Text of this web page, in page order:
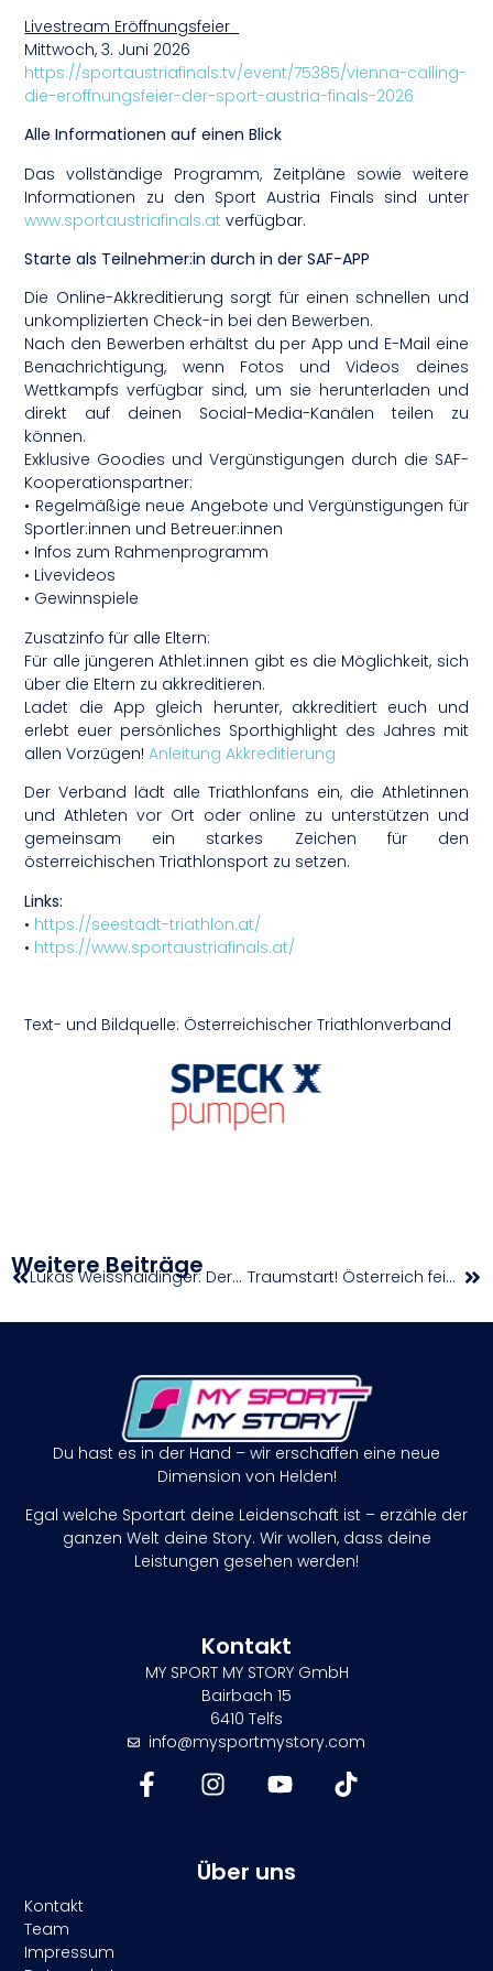
Livestream Eröffnungsfeier
Mittwoch, 3. Juni 2026
https://sportaustriafinals.tv/event/75385/vienna-calling-
die-eroffnungsfeier-der-sport-austria-finals-2026
Alle Informationen auf einen Blick
Das vollständige Programm, Zeitpläne sowie weitere
Informationen zu den Sport Austria Finals sind unter
www.sportaustriafinals.at verfügbar.
Starte als Teilnehmer:in durch in der SAF-APP
Die Online-Akkreditierung sorgt für einen schnellen und
unkomplizierten Check-in bei den Bewerben.
Nach den Bewerben erhältst du per App und E-Mail eine
Benachrichtigung, wenn Fotos und Videos deines
Wettkampfs verfügbar sind, um sie herunterladen und
direkt auf deinen Social-Media-Kanälen teilen zu
können.
Exklusive Goodies und Vergünstigungen durch die SAF-
Kooperationspartner:
• Regelmäßige neue Angebote und Vergünstigungen für
Sportler:innen und Betreuer:innen
• Infos zum Rahmenprogramm
• Livevideos
• Gewinnspiele
Zusatzinfo für alle Eltern:
Für alle jüngeren Athlet:innen gibt es die Möglichkeit, sich
über die Eltern zu akkreditieren.
Ladet die App gleich herunter, akkreditiert euch und
erlebt euer persönliches Sporthighlight des Jahres mit
allen Vorzügen!Anleitung Akkreditierung
Der Verband lädt alle Triathlonfans ein, die Athletinnen
und Athleten vor Ort oder online zu unterstützen und
gemeinsam ein starkes Zeichen für den
österreichischen Triathlonsport zu setzen.
Links:
• https://seestadt-triathlon.at/
• https://www.sportaustriafinals.at/
Text- und Bildquelle: Österreichischer Triathlonverband
Weitere Beiträge Lukas Weisshaidinger: Der Gedanke an eine zweite Olympia-Medaille treibt mich an! Traumstart! Österreich feiert zum 3×3-WM-Auftakt zwei Siege
Du hast es in der Hand – wir erschaffen eine neue
Dimension von Helden!
Egal welche Sportart deine Leidenschaft ist – erzähle der
ganzen Welt deine Story. Wir wollen, dass deine
Leistungen gesehen werden!
Kontakt
MY SPORT MY STORY GmbH
Bairbach 15
6410 Telfs
info@mysportmystory.com
Über uns
Kontakt
Team
Impressum